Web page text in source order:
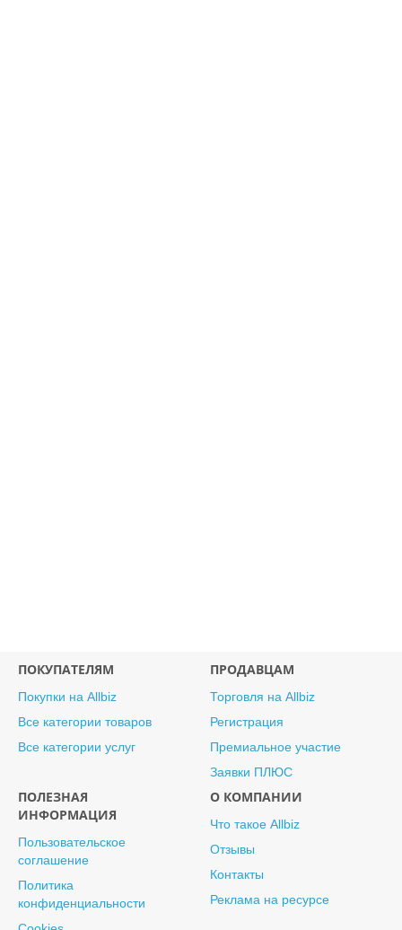
ПОКУПАТЕЛЯМ
Покупки на Allbiz
Все категории товаров
Все категории услуг
ПРОДАВЦАМ
Торговля на Allbiz
Регистрация
Премиальное участие
Заявки ПЛЮС
ПОЛЕЗНАЯ
ИНФОРМАЦИЯ
Пользовательское
соглашение
Политика
конфиденциальности
О КОМПАНИИ
Что такое Allbiz
Отзывы
Контакты
Реклама на ресурсе